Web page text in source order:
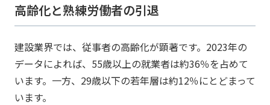
高齢化と熟練労働者の引退
建設業界では、従事者の高齢化が顕著です。​2023年の
データによれば、55歳以上の就業者は約36％を占めて
います。​一方、29歳以下の若年層は約12％にとどまって
います。